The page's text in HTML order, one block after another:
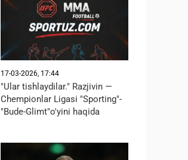
17-03-2026, 17:44
"Ular tishlaydilar." Razjivin —
Chempionlar Ligasi "Sporting"-
"Bude-Glimt"o'yini haqida